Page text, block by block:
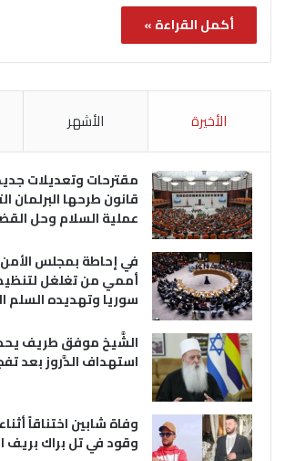
أكمل القراءة »
الأخيرة الأشهر
مقترحات وتعديلات
قانون طرحها البرلمان
عملية السلام وحل
في إحاطة بمجلس الأمن
أممي من تغلغل
سوريا وتهديده السلم
الشَّيخ موفق طريف
استهداف الدَّروز بعد
وفاة شابين اختناقاً
وقود في تل براك بريف